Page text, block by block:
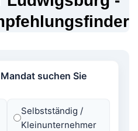
suchen Sie
Selbstständig /
Kleinunternehmer